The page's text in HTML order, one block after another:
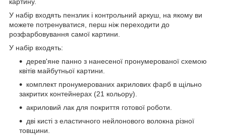
У набір входять пензлик і контрольний аркуш, на якому ви
можете потренуватися, перш ніж переходити до
розфарбовування самої картини.
У набір входять:
дерев'яне панно з нанесеної пронумерованої схемою
квітів майбутньої картини.
комплект пронумерованих акрилових фарб в щільно
закритих контейнерах (21 кольору).
акриловий лак для покриття готової роботи.
дві кисті з еластичного нейлонового волокна різної
товщини.